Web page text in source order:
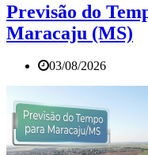
Previsão do
Maracaju (MS)
03/08/2026